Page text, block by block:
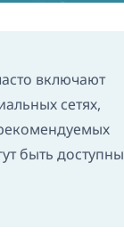
включают
сетях,
быть доступны